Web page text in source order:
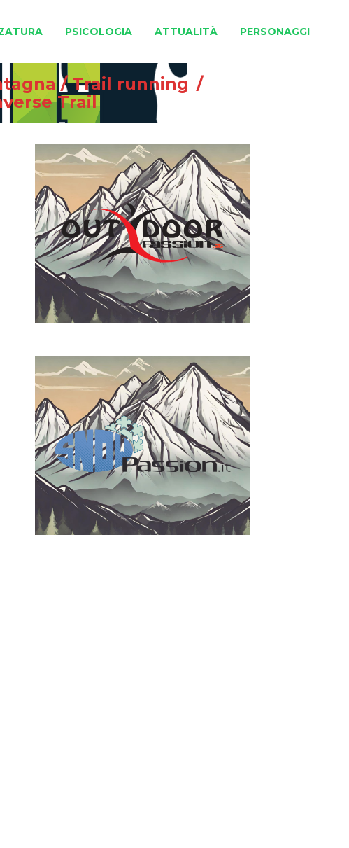
PSICOLOGIA ATTUALITÀ PERSONAGGI
/Trail running /
Trail